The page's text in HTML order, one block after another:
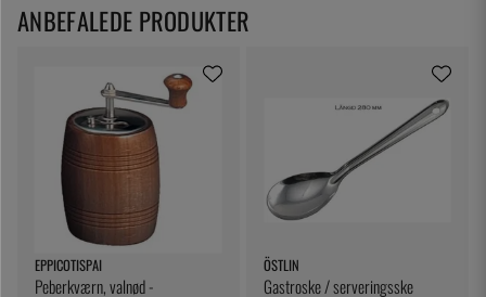
EPPICOTISPAI
Peberkværn, valnød -
ÖSTLIN
Gastroske / serveringsske
ANBEFALEDE PRODUKTER